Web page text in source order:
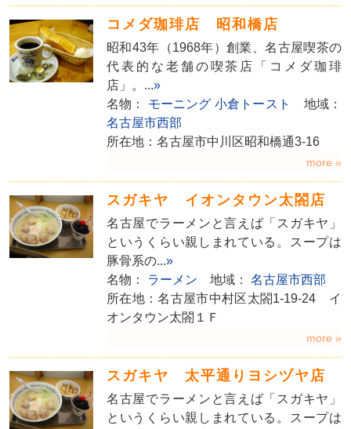
コメダ珈琲店 昭和橋店
昭和43年（1968年）創業、名古屋喫茶の
代表的な老舗の喫茶店「コメダ珈琲
店」。...»
名物： モーニング 小倉トースト
地域：
名古屋市西部
所在地：名古屋市中川区昭和橋通3-16
more »
スガキヤ イオンタウン太閤店
名古屋でラーメンと言えば「スガキヤ」
というくらい親しまれている。スープは
豚骨系の...»
名物： ラーメン 地域： 名古屋市西部
所在地：名古屋市中村区太閤1-19-24 イ
オンタウン太閤１Ｆ
more »
スガキヤ 太平通りヨシヅヤ店
名古屋でラーメンと言えば「スガキヤ」
というくらい親しまれている。スープは